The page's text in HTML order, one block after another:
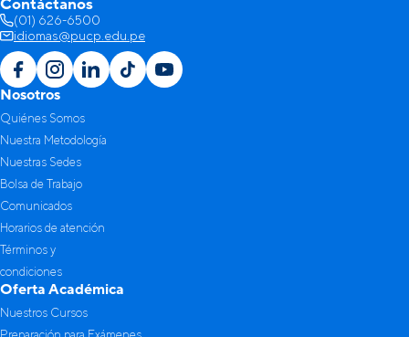
Contáctanos
(01) 626-6500
idiomas@pucp.edu.pe
Nosotros
Quiénes Somos
Nuestra Metodología
Nuestras Sedes
Bolsa de Trabajo
Comunicados
Horarios de atención
Términos y
condiciones
Oferta Académica
Nuestros Cursos